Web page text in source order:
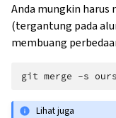
Anda mungkin harus
(tergantung pada
membuang
git merge -s ours
Lihat juga